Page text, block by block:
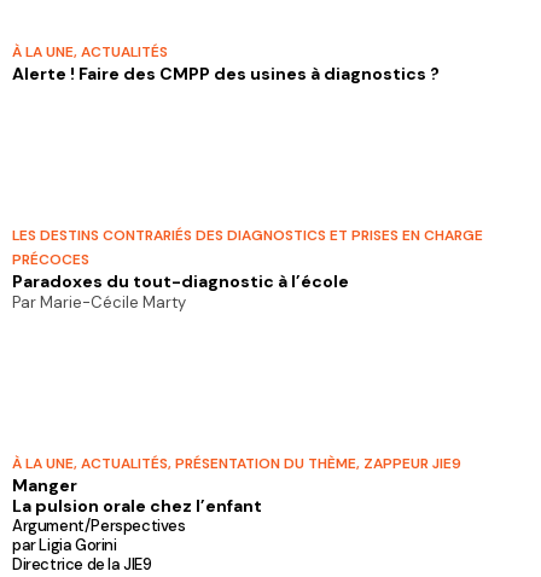
À LA UNE,ACTUALITÉS
Alerte ! Faire des CMPP des usines à diagnostics ?
LES DESTINS CONTRARIÉS DES DIAGNOSTICS ET PRISES EN CHARGE
PRÉCOCES
Paradoxes du tout-diagnostic à l’école
Par Marie-Cécile Marty
À LA UNE,ACTUALITÉS,PRÉSENTATION DU THÈME, ZAPPEUR JIE9
Manger
La pulsion orale chez l’enfant
Argument/Perspectives
par Ligia Gorini
Directrice de la JIE9